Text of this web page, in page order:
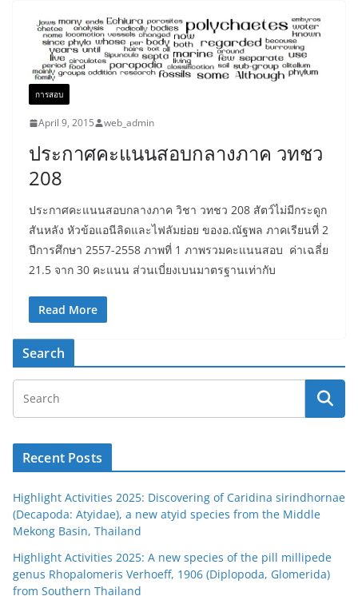
การสอบ
April 9, 2015 web_admin
ประกาศคะแนนสอบกลางภาค วทชว
208
ประกาศคะแนนสอบกลางภาค วิชา วทชว 208 สัตว์ไม่มีกระดูก
สันหลัง หัวข้อแอนีลิดและไฟลัมย่อย ของอ.ณัฐพล ภาคเรียนที่ 2
ปีการศึกษา 2557-2558 ภาพที่ 1 ภาพรวมคะแนนสอบ ค่าเฉลี่ย
21.5 จาก 30 คะแนน ส่วนเบี่ยงเบนมาตรฐานเท่ากับ
Read More
Search
Recent Posts
Highlight Activities 2025: Discovering of Caridina sirindhornae
(Decapoda: Atyidae), a new atyid species from the Middle
Mekong Basin, Thailand
Highlight Activities 2025: A new species of the pill millipede
genus Rhopalomeris Verhoeff, 1906 (Diplopoda, Glomerida)
from Southern Thailand